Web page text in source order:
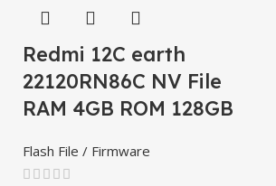
Redmi 12C earth
22120RN86C NV File
RAM 4GB ROM 128GB
Flash File / Firmware